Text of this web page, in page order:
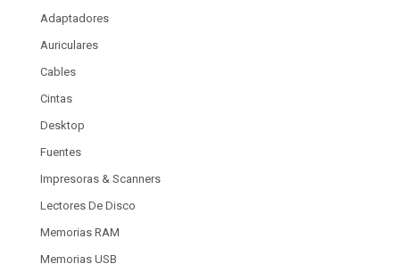
Adaptadores
Auriculares
Cables
Cintas
Desktop
Fuentes
Impresoras & Scanners
Lectores De Disco
Memorias RAM
Memorias USB